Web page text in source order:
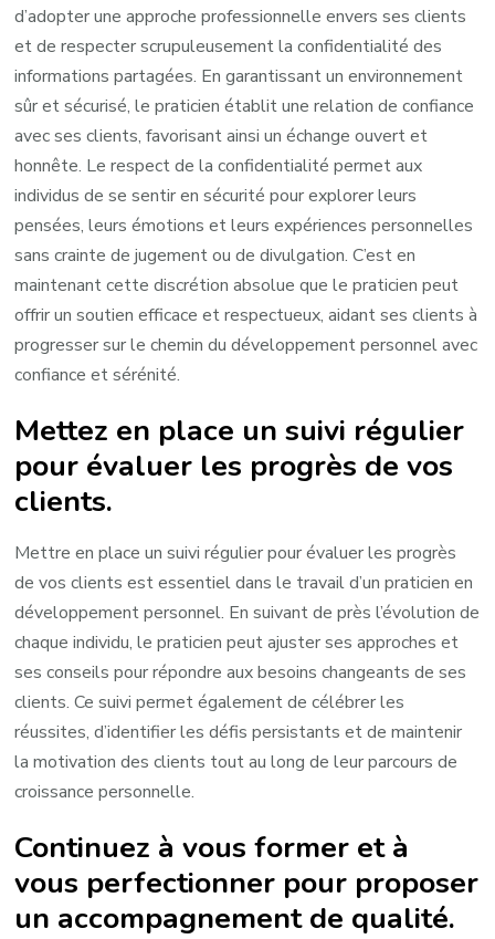
d’adopter une approche professionnelle envers ses clients
et de respecter scrupuleusement la confidentialité des
informations partagées. En garantissant un environnement
sûr et sécurisé, le praticien établit une relation de confiance
avec ses clients, favorisant ainsi un échange ouvert et
honnête. Le respect de la confidentialité permet aux
individus de se sentir en sécurité pour explorer leurs
pensées, leurs émotions et leurs expériences personnelles
sans crainte de jugement ou de divulgation. C’est en
maintenant cette discrétion absolue que le praticien peut
offrir un soutien efficace et respectueux, aidant ses clients à
progresser sur le chemin du développement personnel avec
confiance et sérénité.
Mettez en place un suivi régulier
pour évaluer les progrès de vos
clients.
Mettre en place un suivi régulier pour évaluer les progrès
de vos clients est essentiel dans le travail d’un praticien en
développement personnel. En suivant de près l’évolution de
chaque individu, le praticien peut ajuster ses approches et
ses conseils pour répondre aux besoins changeants de ses
clients. Ce suivi permet également de célébrer les
réussites, d’identifier les défis persistants et de maintenir
la motivation des clients tout au long de leur parcours de
croissance personnelle.
Continuez à vous former et à
vous perfectionner pour proposer
un accompagnement de qualité.